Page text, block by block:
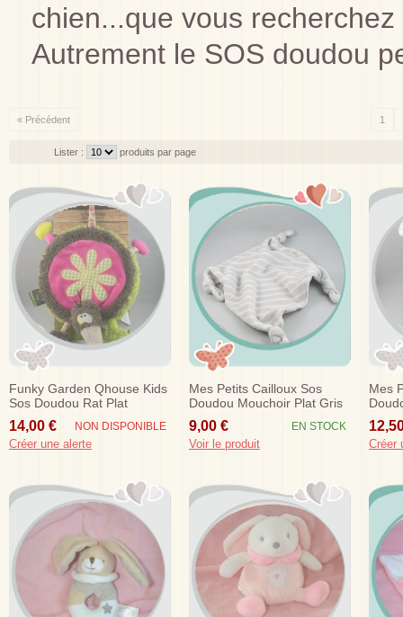
chien...que vous
Autrement le SOS doudou
« Précédent 1
Lister : produits par page
Funky Garden Qhouse Kids
Sos Doudou Rat Plat
Marron Vert Rose Fleurs
14,00 € NON DISPONIBLE
Créer une alerte
Mes Petits Cailloux Sos
Doudou Mouchoir Plat Gris
Noeud
9,00 € EN STOCK
Voir le produit
Mes
Bleu
Créer